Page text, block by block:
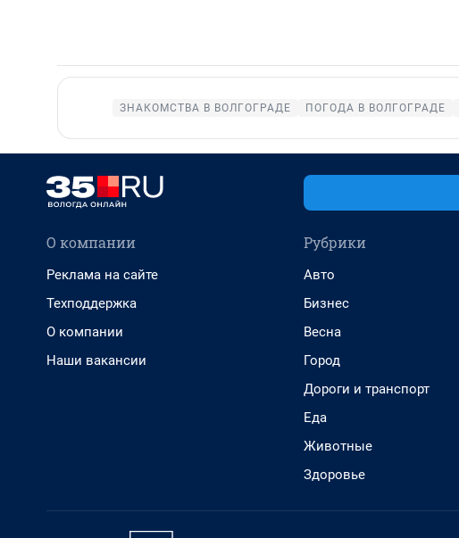
ЗНАКОМСТВА В ВОЛГОГРАДЕ ПОГОДА В ВОЛГОГРАДЕ
О компании
Реклама на сайте
Техподдержка
О компании
Наши вакансии
Рубрики
Авто
Бизнес
Весна
Город
Дороги и транспорт
Еда
Животные
Здоровье